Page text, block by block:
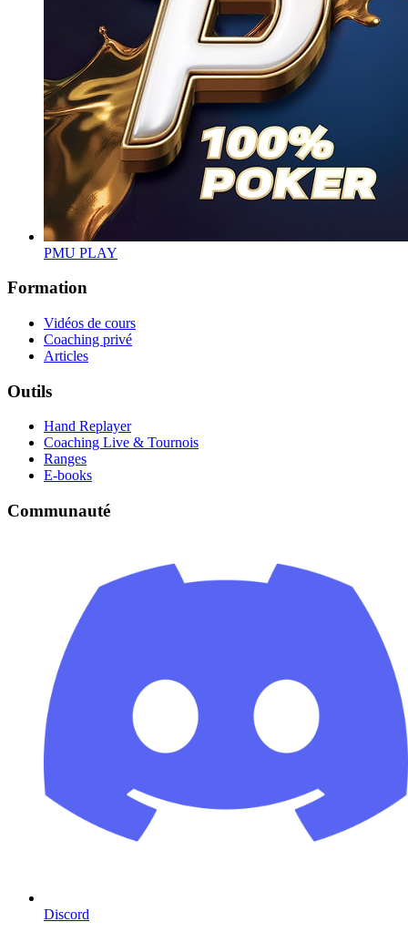
PMU PLAY
Formation
Vidéos de cours
Coaching privé
Articles
Outils
Hand Replayer
Coaching Live & Tournois
Ranges
E-books
Communauté
Discord